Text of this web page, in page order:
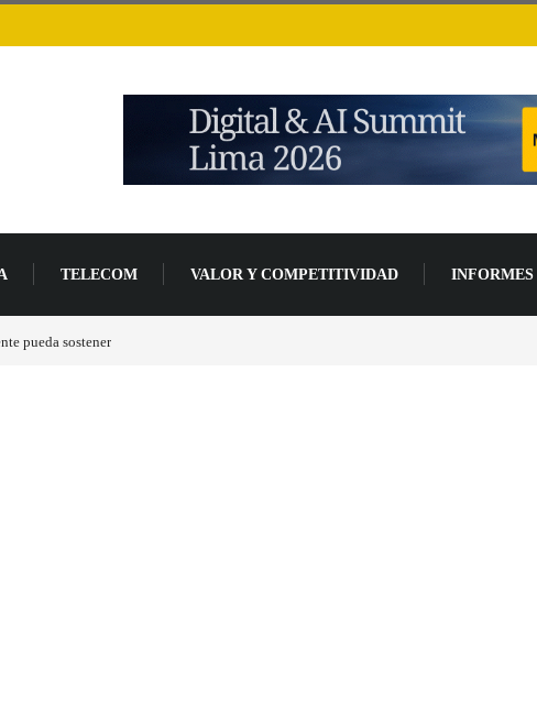
TELECOM VALOR Y COMPETITIVIDAD INFORMES
pueda sostener